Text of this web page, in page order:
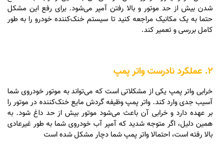
شدن بیش از حد موتور و بالا رفتن آمپر می‌شود. برای رفع این مشکل
حتما به یک مکانیک مراجعه کنید تا سیستم خنک‌کننده خودرو را به طور
کامل بررسی و تعمیر کند.
2. عملکرد نادرست واتر پمپ
خرابی واتر پمپ یکی از مشکلاتی است که می‌تواند به موتور خودروی شما
آسیب جدی وارد کند. واتر پمپ وظیفه گردش مایع خنک‌کننده در موتور را
بر عهده دارد و خرابی آن باعث می‌شود موتور بیش از حد داغ شود. به
همین دلیل، اگر متوجه شدید که آمپر آب خودروی شما به طور غیرعادی
بالا رفته است، احتمالا واتر پمپ شما دچار مشکل شده است